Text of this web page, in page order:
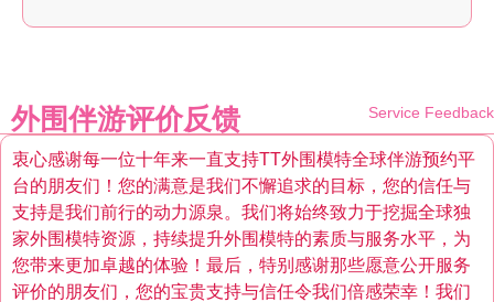
外围伴游评价反馈 Service Feedback
衷心感谢每一位十年来一直支持TT外围模特全球伴游预约平
台的朋友们！您的满意是我们不懈追求的目标，您的信任与
支持是我们前行的动力源泉。我们将始终致力于挖掘全球独
家外围模特资源，持续提升外围模特的素质与服务水平，为
您带来更加卓越的体验！最后，特别感谢那些愿意公开服务
评价的朋友们，您的宝贵支持与信任令我们倍感荣幸！我们